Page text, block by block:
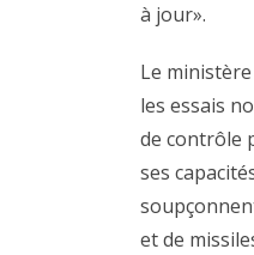
à jour».
Le
les essais
de contrôle
ses
et de